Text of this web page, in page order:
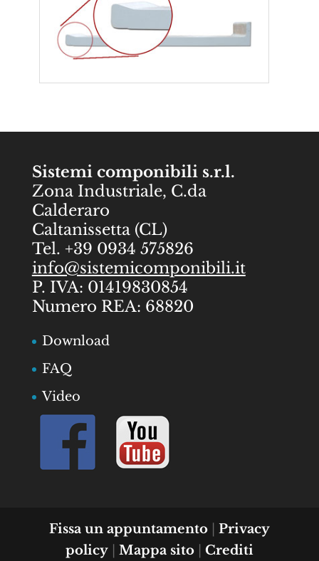
Sistemi componibili s.r.l.
Zona Industriale, C.da
Calderaro
Caltanissetta (CL)
Tel. +39 0934 575826
info@sistemicomponibili.it
P. IVA: 01419830854
Numero REA: 68820
Download
FAQ
Video
Fissa un appuntamento| Privacy
policy| Mappa sito| Crediti